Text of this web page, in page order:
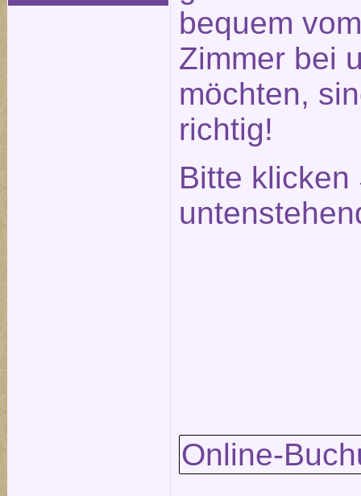
bequem
Zimmer bei
möchten,
richtig!
Bitte
Online-